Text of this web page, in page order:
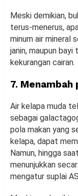
Meski demikian,
terus-menerus,
minum air mineral
janin, maupun
kekurangan cairan.
7.
Air kelapa muda
sebagai
pola makan yang
kelapa, dapat
Namun, hingga
menunjukkan
mengatur suplai